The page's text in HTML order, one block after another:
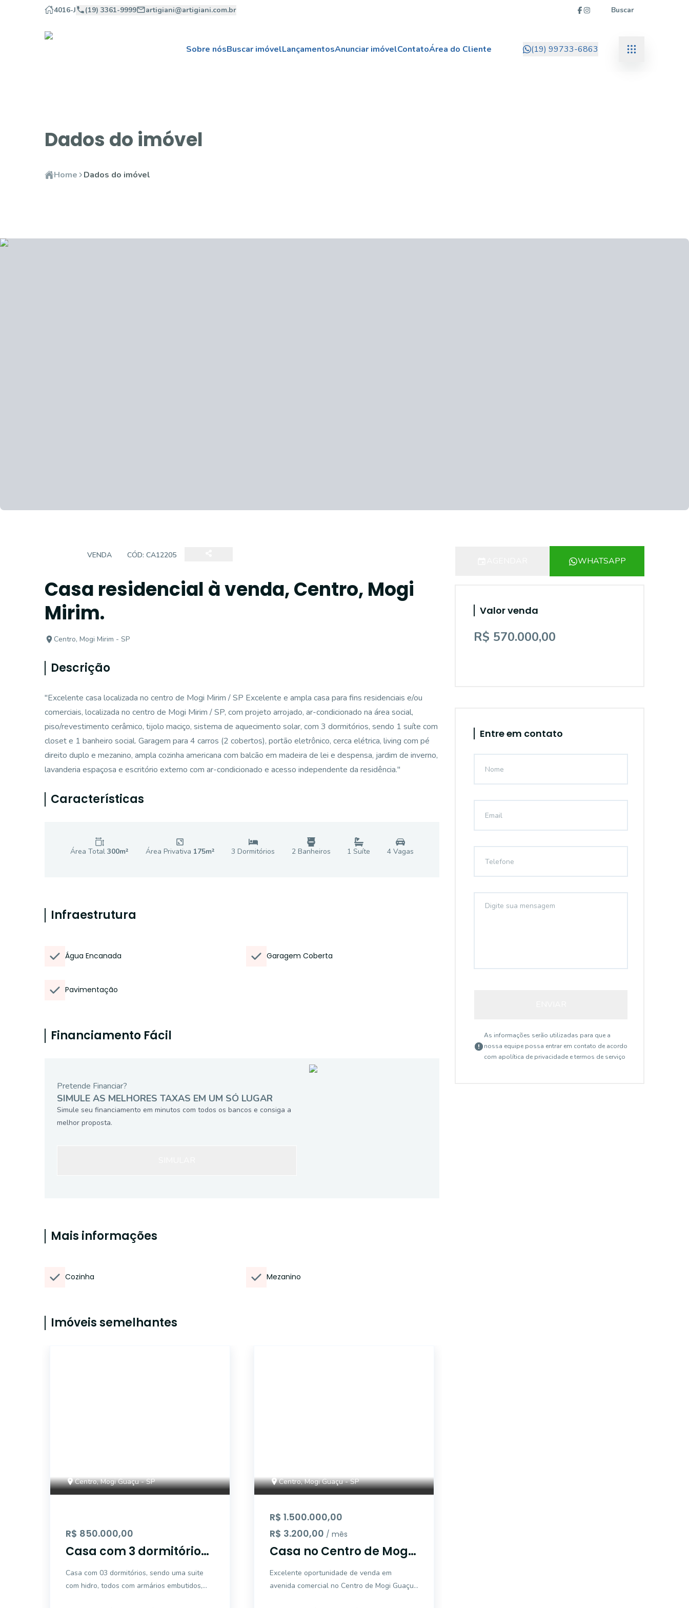
4016-J (19) 3361-9999 artigiani@artigiani.com.br Buscar
Sobre nósBuscar imóvelLançamentosAnunciar imóvelContatoÁrea do Cliente (19) 99733-6863
Dados do imóvel
Home Dados do imóvel
VENDA CÓD: CA12205
Casa residencial à venda, Centro, Mogi
Mirim.
Centro, Mogi Mirim - SP
Descrição
"Excelente casa localizada no centro de Mogi Mirim / SP Excelente e ampla casa para fins residenciais e/ou
comerciais, localizada no centro de Mogi Mirim / SP, com projeto arrojado, ar-condicionado na área social,
piso/revestimento cerâmico, tijolo maciço, sistema de aquecimento solar, com 3 dormitórios, sendo 1 suíte com
closet e 1 banheiro social. Garagem para 4 carros (2 cobertos), portão eletrônico, cerca elétrica, living com pé
direito duplo e mezanino, ampla cozinha americana com balcão em madeira de lei e despensa, jardim de inverno,
lavanderia espaçosa e escritório externo com ar-condicionado e acesso independente da residência."
Características
Área Total 300m² Área Privativa 175m² 3 Dormitórios 2Banheiros 1 Suíte 4Vagas
Infraestrutura
Água Encanada Garagem Coberta
Pavimentação
Financiamento Fácil
Pretende Financiar?
SIMULE AS MELHORES TAXAS EM UM SÓ LUGAR
Simule seu financiamento em minutos com todos os bancos e consiga a
melhor proposta.
Mais informações
Cozinha Mezanino
Imóveis semelhantes
Centro, Mogi Guaçu - SP
R$ 850.000,00
Casa com 3 dormitórios,
406 m² - Centro - Mogi
Guaçu/SP
Casa com 03 dormitórios, sendo uma suite
com hidro, todos com armários embutidos,
Centro, Mogi Guaçu - SP
R$ 1.500.000,00
R$ 3.200,00 / mês
Casa no Centro de Mogi
Guaçu pode ser
residencial e comercial.
Excelente oportunidade de venda em
avenida comercial no Centro de Mogi Guaçu!
WHATSAPP
Valor venda
R$ 570.000,00
Entre em contato
As informações serão utilizadas para que a
nossa equipe possa entrar em contato de acordo
com apolítica de privacidade e termos de serviço